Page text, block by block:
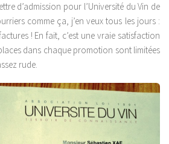
d’admission pour l’Université du Vin de
comme ça, j’en veux tous les jours :
! En fait, c’est une vraie satisfaction
dans chaque promotion sont limitées
rude.